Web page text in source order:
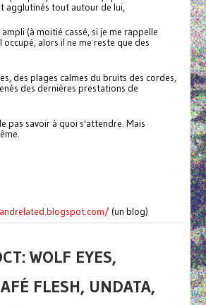
agglutinés tout autour de lui,
(à moitié cassé, si je me rappelle
occupé, alors il ne me reste que des
des plages calmes du bruits des cordes,
des dernières prestations de
pas savoir à quoi s'attendre. Mais
(un blog)
WOLF EYES,
FLESH, UNDATA,